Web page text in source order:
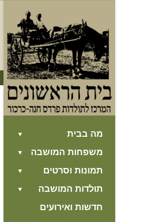
מה בבית
משפחות המושבה
תמונות וסרטים
תולדות המושבה
חדשות ואירועים